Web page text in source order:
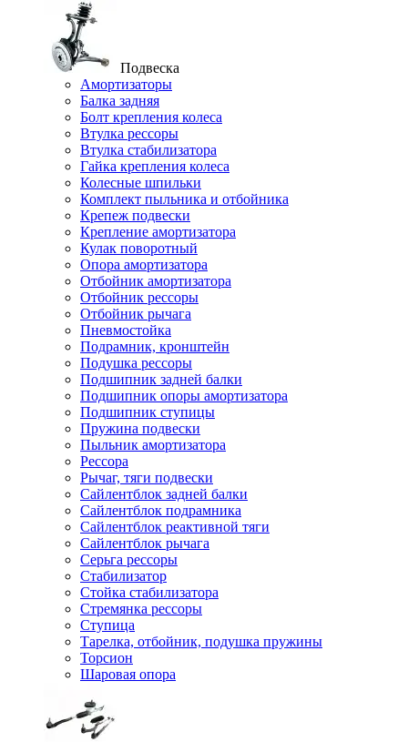
Подвеска
Амортизаторы
Балка задняя
Болт крепления колеса
Втулка рессоры
Втулка стабилизатора
Гайка крепления колеса
Колесные шпильки
Комплект пыльника и отбойника
Крепеж подвески
Крепление амортизатора
Кулак поворотный
Опора амортизатора
Отбойник амортизатора
Отбойник рессоры
Отбойник рычага
Пневмостойка
Подрамник, кронштейн
Подушка рессоры
Подшипник задней балки
Подшипник опоры амортизатора
Подшипник ступицы
Пружина подвески
Пыльник амортизатора
Рессора
Рычаг, тяги подвески
Сайлентблок задней балки
Сайлентблок подрамника
Сайлентблок реактивной тяги
Сайлентблок рычага
Серьга рессоры
Стабилизатор
Стойка стабилизатора
Стремянка рессоры
Ступица
Тарелка, отбойник, подушка пружины
Торсион
Шаровая опора